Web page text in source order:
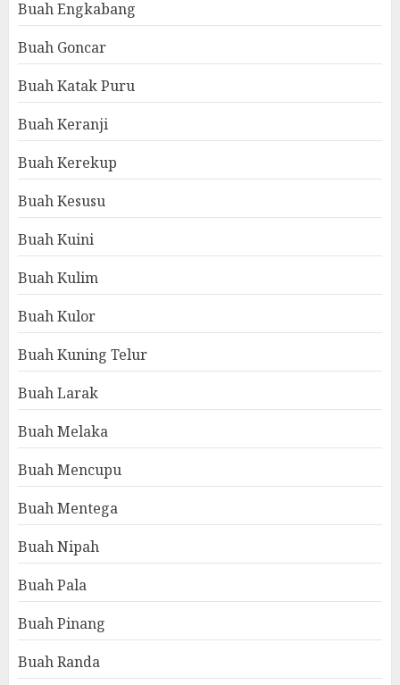
Buah Engkabang
Buah Goncar
Buah Katak Puru
Buah Keranji
Buah Kerekup
Buah Kesusu
Buah Kuini
Buah Kulim
Buah Kulor
Buah Kuning Telur
Buah Larak
Buah Melaka
Buah Mencupu
Buah Mentega
Buah Nipah
Buah Pala
Buah Pinang
Buah Randa